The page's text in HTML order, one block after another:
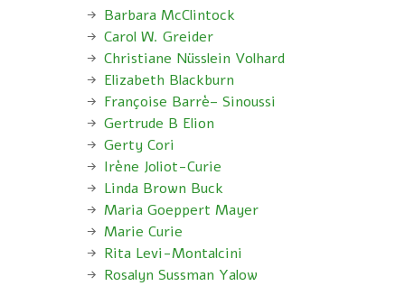
Barbara McClintock
Carol W. Greider
Christiane Nüsslein Volhard
Elizabeth Blackburn
Françoise Barrè– Sinoussi
Gertrude B Elion
Gerty Cori
Irène Joliot-Curie
Linda Brown Buck
Maria Goeppert Mayer
Marie Curie
Rita Levi-Montalcini
Rosalyn Sussman Yalow